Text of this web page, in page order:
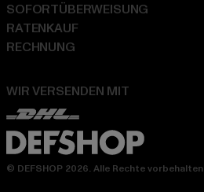
WIR VERSENDEN MIT
SOFORTÜBERWEISUNG
RATENKAUF
RECHNUNG
© DEFSHOP 2026. Alle Rechte vorbehalten